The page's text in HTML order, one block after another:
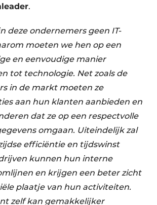
.
deze ondernemers geen IT-
moeten we hen op een
en eenvoudige manier
tot technologie. Net zoals de
in de markt moeten ze
aan hun klanten aanbieden en
dat ze op een respectvolle
omgaan. Uiteindelijk zal
efficiëntie en tijdswinst
kunnen hun interne
en krijgen een beter zicht
plaatje van hun activiteiten.
zelf kan gemakkelijker